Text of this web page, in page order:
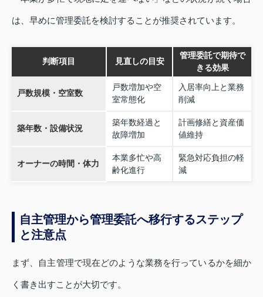
は、早めに管理委託を検討することが推奨されています。
判断項目 見直しの目安
管理委託で期待で
きる効果
戸数規模・空室数
戸数増加や空
室常態化
入居率向上と業務
削減
築年数・設備状況
築年数経過と
故障増加
計画修繕と資産価
値維持
オーナーの時間・体力
本業多忙や高
齢化進行
緊急対応負担の軽
減
自主管理から管理委託へ移行するステップ
と注意点
まず、自主管理で現在どのような業務を行っているかを細か
く書き出すことが大切です。